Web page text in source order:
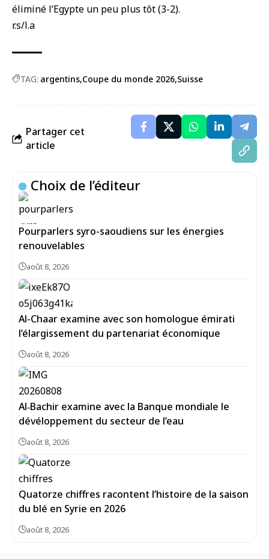
éliminé l’Egypte un peu plus tôt (3-2).
r.s/l.a
TAG: argentins Coupe du monde 2026 Suisse
Partager cet
article
Choix de l’éditeur
Pourparlers syro-saoudiens sur les énergies
renouvelables
août 8, 2026
Al-Chaar examine avec son homologue émirati
l’élargissement du partenariat économique
août 8, 2026
Al‑Bachir examine avec la Banque mondiale le
dévéloppement du secteur de l’eau
août 8, 2026
Quatorze chiffres racontent l’histoire de la saison
du blé en Syrie en 2026
août 8, 2026